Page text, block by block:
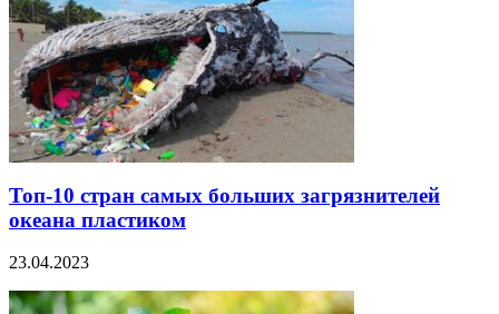
Топ-10 стран самых больших загрязнителей
океана пластиком
23.04.2023